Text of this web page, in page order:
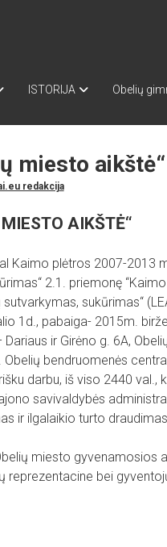
ISTORIJA Obelių
miesto aikštė“
redakcija
AIKŠTĖ“
Kaimo plėtros 2007-2013
2.1. priemonę
sukūrimas“
1d., pabaiga- 2015m.
ir Girėno g. 6A,
bendruomenės
darbu, iš viso 2440 val.,
savivaldybės
ir ilgalaikio turto
miesto gyvenamosios
reprezentacine bei